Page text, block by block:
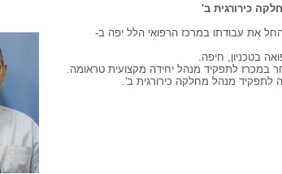
כירורגית ב'
את עבודתו במרכז הרפואי הלל יפה ב-
בטכניון, חיפה.